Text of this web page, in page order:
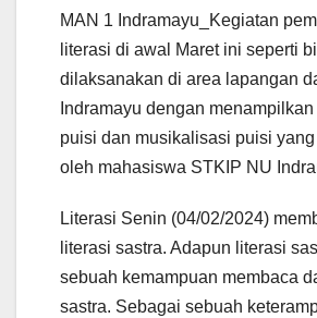
MAN 1 Indramayu_Kegiatan
literasi di awal Maret ini seperti
dilaksanakan di area lapangan
Indramayu dengan
puisi dan musikalisasi puisi
oleh mahasiswa STKIP NU
Literasi Senin (04/02/2024)
literasi sastra. Adapun literasi
sebuah kemampuan membaca
sastra. Sebagai sebuah